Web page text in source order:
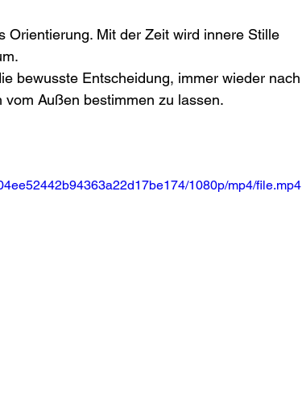
Orientierung. Mit der Zeit wird innere Stille
bewusste Entscheidung, immer wieder nach
Außen bestimmen zu lassen.
1080p/mp4/file.mp4